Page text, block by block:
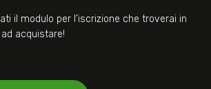
il modulo per l’iscrizione che troverai in
acquistare!